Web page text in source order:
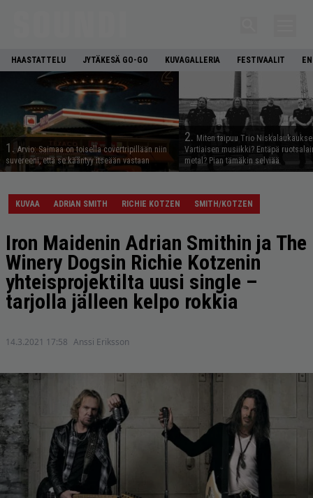
HAASTATTELU JYTÄKESÄ GO-GO KUVAGALLERIA FESTIVAALIT
1. Arvio: Saimaa on toisella covertripillään niin
suvereeni, että se kääntyy itseään vastaan
2. Miten taipuu Trio
Vartiaisen musiikki? Entäpä
metal? Pian tämäkin selviää
KUVAA ADRIAN SMITH RICHIE KOTZEN SMITH/KOTZEN
Iron Maidenin Adrian Smithin ja The
Winery Dogsin Richie Kotzenin
yhteisprojektilta uusi single –
tarjolla jälleen kelpo rokkia
14.3.2021 17:58 Anssi Eriksson